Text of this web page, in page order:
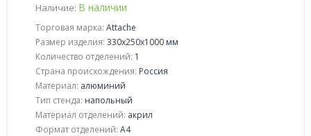
Наличие: В наличии
Торговая марка: Attache
Размер изделия: 330x250x1000 мм
Количество отделений: 1
Страна происхождения: Россия
Материал: алюминий
Тип стенда: напольный
Материал отделений: акрил
Формат отделений: A4